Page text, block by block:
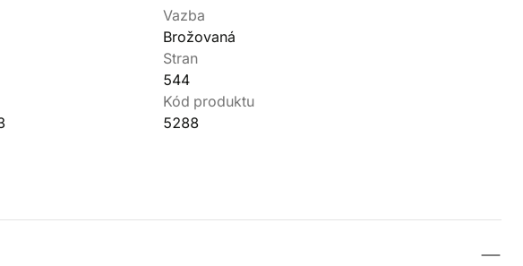
Vazba
Brožovaná
Stran
544
Kód produktu
5288